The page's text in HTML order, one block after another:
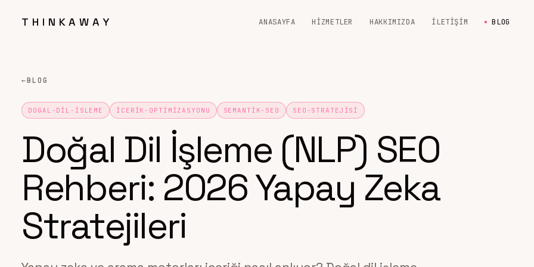
THINKAWAY ANASAYFA HIZMETLER HAKKIMIZDA İLETIŞIM BLOG
←BLOG
DOGAL-DIL-ISLEME ICERIK-OPTIMIZASYONU SEMANTIK-SEO SEO-STRATEJISI
Doğal Dil İşleme (NLP) SEO
Rehberi: 2026 Yapay Zeka
Stratejileri